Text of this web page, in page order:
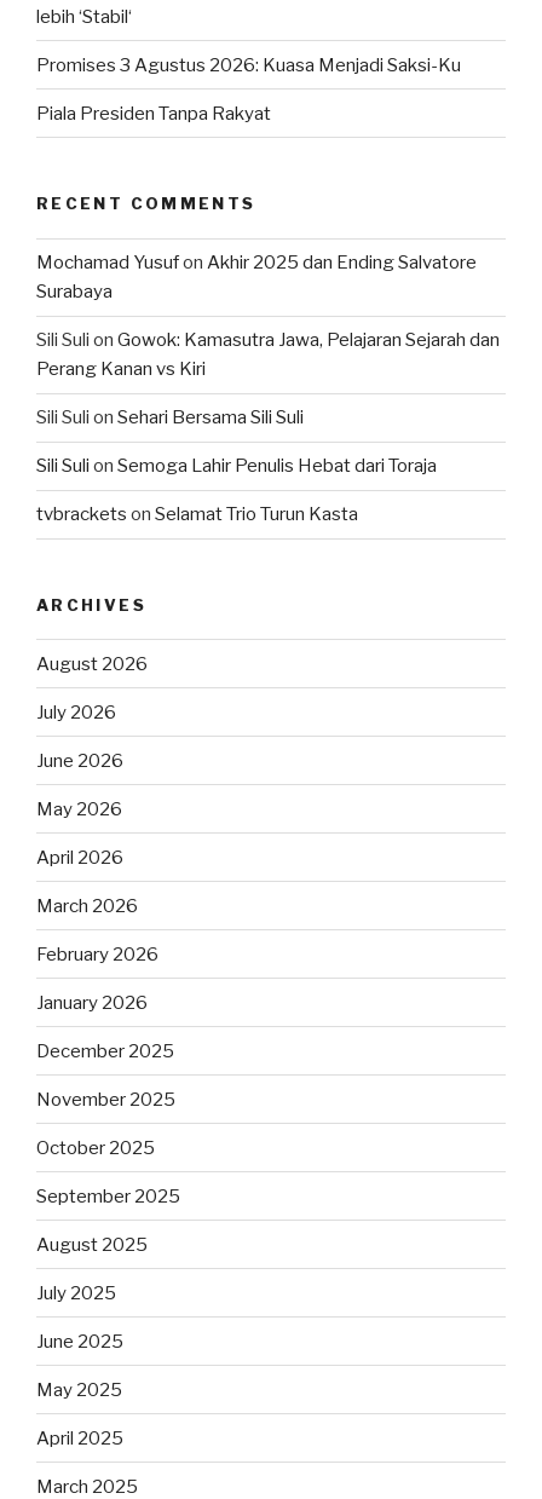
lebih ‘Stabil‘
Promises 3 Agustus 2026: Kuasa Menjadi Saksi-Ku
Piala Presiden Tanpa Rakyat
RECENT COMMENTS
Mochamad Yusufon Akhir 2025 dan Ending Salvatore
Surabaya
Sili Suli on Gowok: Kamasutra Jawa, Pelajaran Sejarah dan
Perang Kanan vs Kiri
Sili Suli on Sehari Bersama Sili Suli
Sili Suli on Semoga Lahir Penulis Hebat dari Toraja
tvbrackets on Selamat Trio Turun Kasta
ARCHIVES
August 2026
July 2026
June 2026
May 2026
April 2026
March 2026
February 2026
January 2026
December 2025
November 2025
October 2025
September 2025
August 2025
July 2025
June 2025
May 2025
April 2025
March 2025